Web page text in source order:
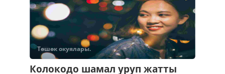
Төшөк окуялары.
Колокодо шамал уруп жатты